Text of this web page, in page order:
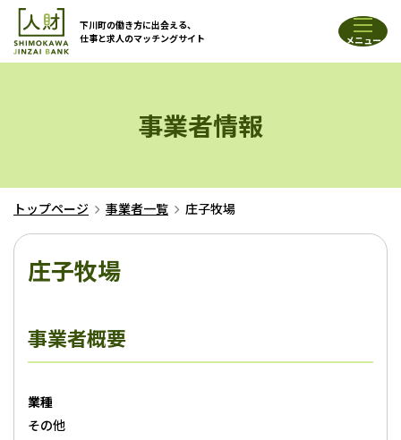
下川町の働き方に出会える、
仕事と求人のマッチングサイト
メニュー
事業者情報
トップページ 事業者一覧 庄子牧場
庄子牧場
事業者概要
業種
その他